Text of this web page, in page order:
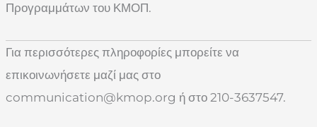
Προγραμμάτων του ΚΜΟΠ.
Για περισσότερες πληροφορίες μπορείτε να
επικοινωνήσετε μαζί μας στο
communication@kmop.org ή στο 210-3637547.